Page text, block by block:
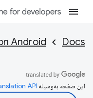
Docs
Android
این صفحه به‌وسیله